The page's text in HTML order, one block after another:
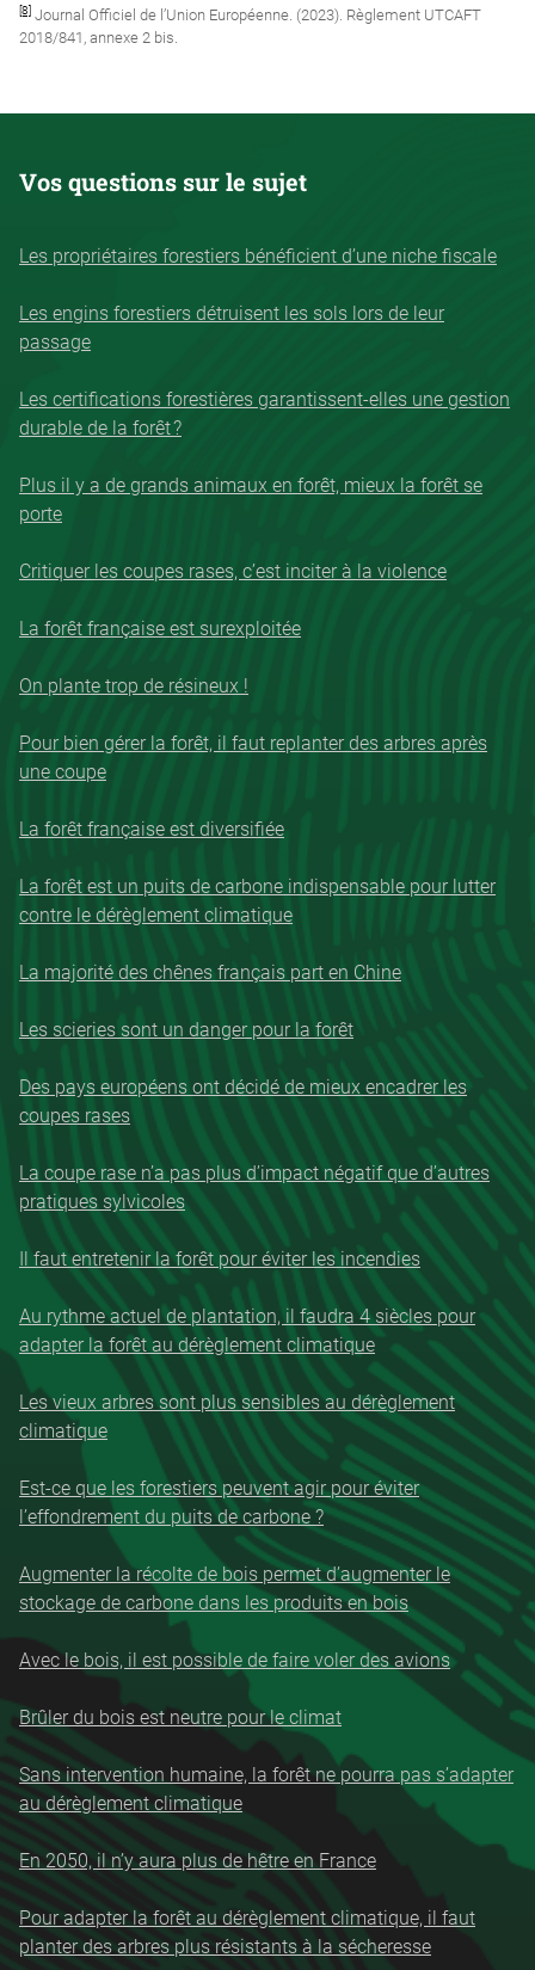
[8] Journal Officiel de l’Union Européenne. (2023). Règlement UTCAFT
2018/841, annexe 2 bis.
Vos questions sur le sujet
Les propriétaires forestiers bénéficient d’une niche fiscale
Les engins forestiers détruisent les sols lors de leur
passage
Les certifications forestières garantissent-elles une gestion
durable de la forêt ?
Plus il y a de grands animaux en forêt, mieux la forêt se
porte
Critiquer les coupes rases, c’est inciter à la violence
La forêt française est surexploitée
On plante trop de résineux !
Pour bien gérer la forêt, il faut replanter des arbres après
une coupe
La forêt française est diversifiée
La forêt est un puits de carbone indispensable pour lutter
contre le dérèglement climatique
La majorité des chênes français part en Chine
Les scieries sont un danger pour la forêt
Des pays européens ont décidé de mieux encadrer les
coupes rases
La coupe rase n’a pas plus d’impact négatif que d’autres
pratiques sylvicoles
Il faut entretenir la forêt pour éviter les incendies
Au rythme actuel de plantation, il faudra 4 siècles pour
adapter la forêt au dérèglement climatique
Les vieux arbres sont plus sensibles au dérèglement
climatique
Est-ce que les forestiers peuvent agir pour éviter
l’effondrement du puits de carbone ?
Augmenter la récolte de bois permet d’augmenter le
stockage de carbone dans les produits en bois
Avec le bois, il est possible de faire voler des avions
Brûler du bois est neutre pour le climat
Sans intervention humaine, la forêt ne pourra pas s’adapter
au dérèglement climatique
En 2050, il n’y aura plus de hêtre en France
Pour adapter la forêt au dérèglement climatique, il faut
planter des arbres plus résistants à la sécheresse